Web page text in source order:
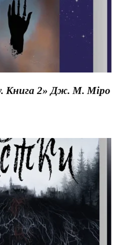
Книга 2» Дж. М. Міро